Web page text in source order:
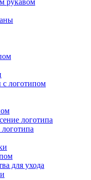
рукавом
с логотипом
логотипа
для ухода